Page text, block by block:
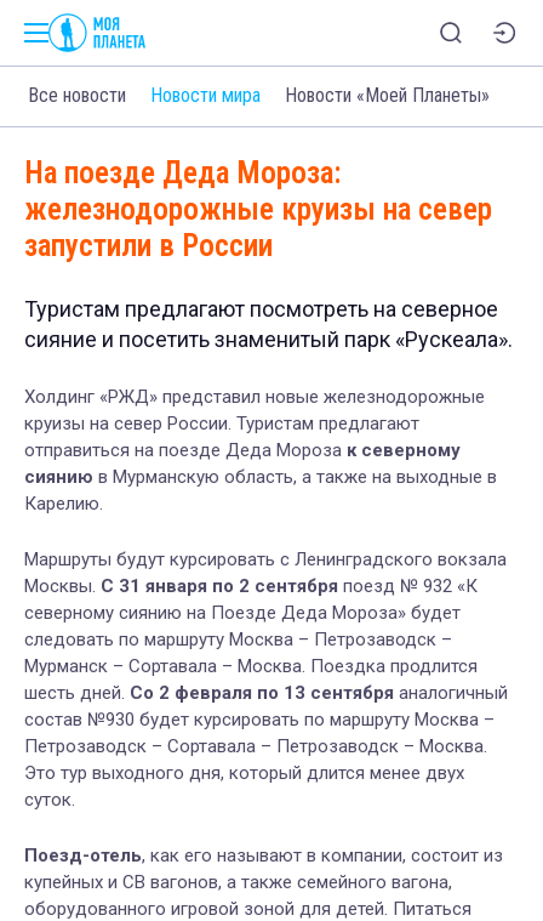
Все новости Новости мира Новости «Моей Планеты»
На поезде Деда Мороза:
железнодорожные круизы на север
запустили в России
Туристам предлагают посмотреть на северное
сияние и посетить знаменитый парк «Рускеала».
Холдинг «РЖД» представил новые железнодорожные
круизы на север России. Туристам предлагают
отправиться на поезде Деда Мороза к северному
сиянию в Мурманскую область, а также на выходные в
Карелию.
Маршруты будут курсировать с Ленинградского вокзала
Москвы. С 31 января по 2 сентября поезд № 932 «К
северному сиянию на Поезде Деда Мороза» будет
следовать по маршруту Москва – Петрозаводск –
Мурманск – Сортавала – Москва. Поездка продлится
шесть дней. Со 2 февраля по 13 сентября аналогичный
состав №930 будет курсировать по маршруту Москва –
Петрозаводск – Сортавала – Петрозаводск – Москва.
Это тур выходного дня, который длится менее двух
суток.
Поезд-отель, как его называют в компании, состоит из
купейных и СВ вагонов, а также семейного вагона,
оборудованного игровой зоной для детей. Питаться